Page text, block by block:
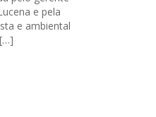
e pela
e ambiental